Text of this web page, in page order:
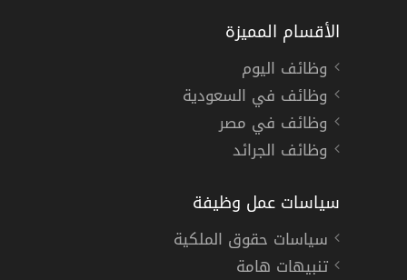
الأقسام المميزة
وظائف اليوم
وظائف في السعودية
وظائف في مصر
وظائف الجرائد
سياسات عمل وظيفة
سياسات حقوق الملكية
تنبيهات هامة